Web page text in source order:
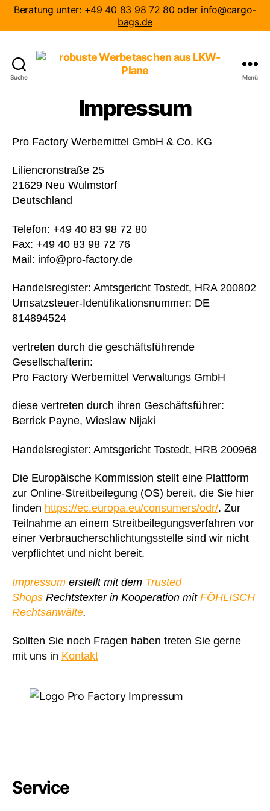
Beratung unter: +49 40 83 98 72 80 oder info@cargo-
bags.de
Suche
aus
Plane
Menü
Impressum
Pro Factory Werbemittel GmbH & Co. KG
Liliencronstraße 25
21629 Neu Wulmstorf
Deutschland
Telefon: +49 40 83 98 72 80
Fax: +49 40 83 98 72 76
Mail: info@pro-factory.de
Handelsregister: Amtsgericht Tostedt, HRA 200802
Umsatzsteuer-Identifikationsnummer: DE
814894524
vertreten durch die geschäftsführende
Gesellschafterin:
Pro Factory Werbemittel Verwaltungs GmbH
diese vertreten durch ihren Geschäftsführer:
Berrick Payne, Wieslaw Nijaki
Handelsregister: Amtsgericht Tostedt, HRB 200968
Die Europäische Kommission stellt eine Plattform
zur Online-Streitbeilegung (OS) bereit, die Sie hier
finden https://ec.europa.eu/consumers/odr/. Zur
Teilnahme an einem Streitbeilegungsverfahren vor
einer Verbraucherschlichtungsstelle sind wir nicht
verpflichtet und nicht bereit.
Impressum erstellt mit dem Trusted
Shops Rechtstexter in Kooperation mit FÖHLISCH
Rechtsanwälte.
Sollten Sie noch Fragen haben treten Sie gerne
mit uns in Kontakt
Service